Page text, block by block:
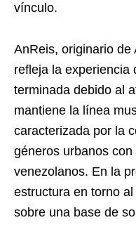
vínculo.
AnReis, originario de
refleja la experiencia
terminada debido al
mantiene la línea
caracterizada por la
géneros urbanos
venezolanos. En la
estructura en torno
sobre una base de